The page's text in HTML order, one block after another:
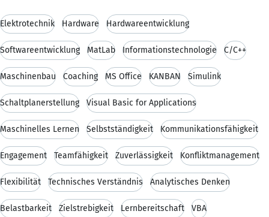
Elektrotechnik Hardware Hardwareentwicklung
Softwareentwicklung MatLab Informationstechnologie C/C++
Maschinenbau Coaching MS Office KANBAN Simulink
Schaltplanerstellung Visual Basic for Applications
Maschinelles Lernen Selbstständigkeit Kommunikationsfähigkeit
Engagement Teamfähigkeit Zuverlässigkeit Konfliktmanagement
Flexibilität Technisches Verständnis Analytisches Denken
Belastbarkeit Zielstrebigkeit Lernbereitschaft VBA